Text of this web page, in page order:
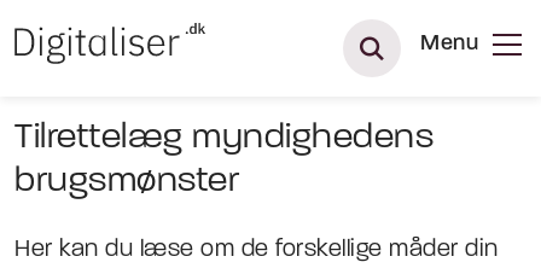
Menu
Tilrettelæg myndighedens
brugsmønster
Her kan du læse om de forskellige måder din